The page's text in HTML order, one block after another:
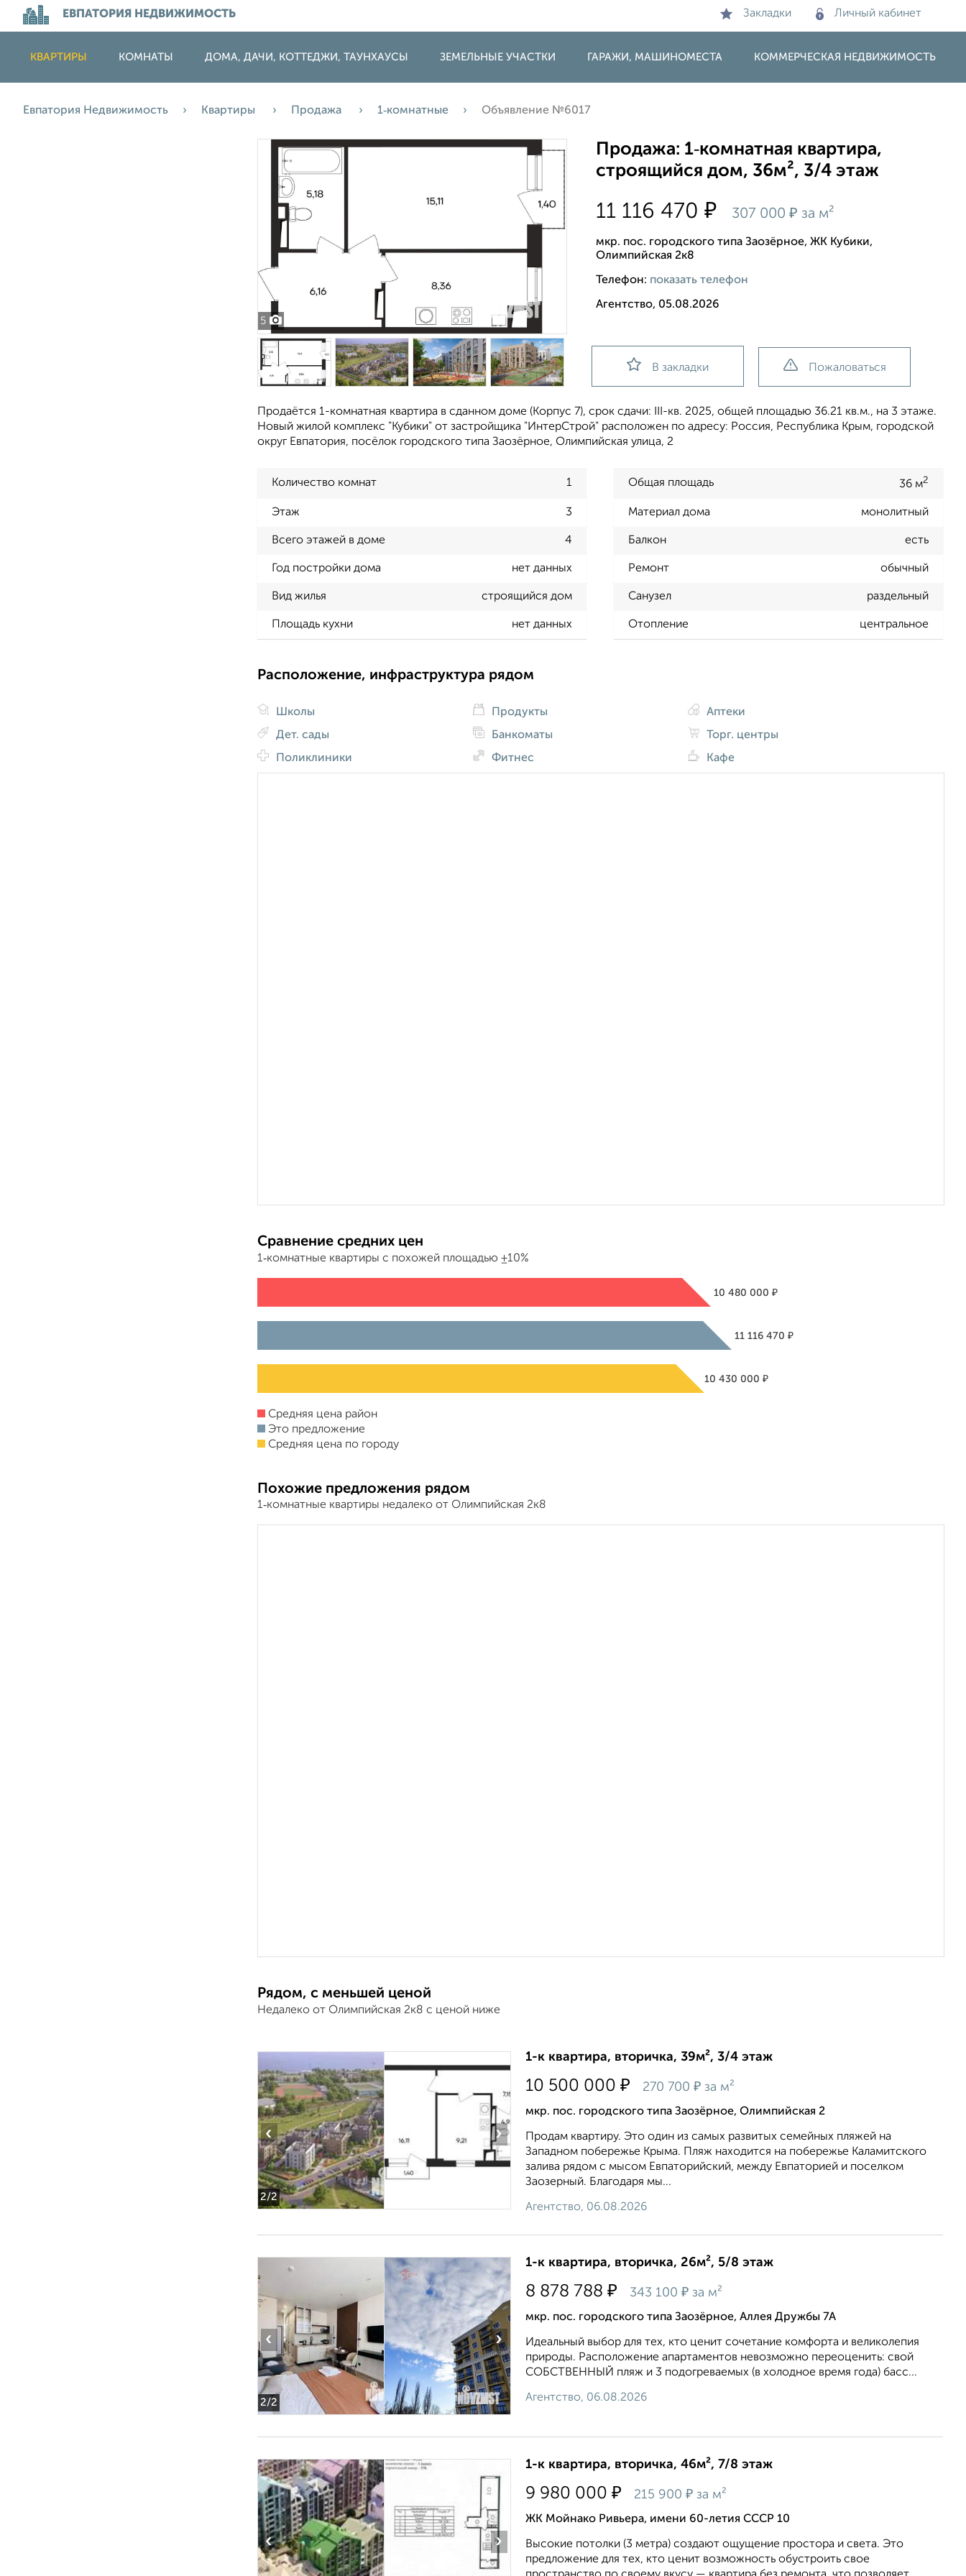
ЕВПАТОРИЯ НЕДВИЖИМОСТЬ Закладки Личный кабинет
КВАРТИРЫ КОМНАТЫ ДОМА, ДАЧИ, КОТТЕДЖИ, ТАУНХАУСЫ ЗЕМЕЛЬНЫЕ УЧАСТКИ ГАРАЖИ, МАШИНОМЕСТА КОММЕРЧЕСКАЯ НЕДВИЖИМОСТЬ
Евпатория Недвижимость Квартиры Продажа 1‑комнатные Объявление №6017
5
Продажа: 1‑комнатная квартира,
строящийся дом, 36м², 3/4 этаж
11 116 470₽ 307 000₽ за м²
мкр. пос. городского типа Заозёрное, ЖК Кубики,
Олимпийская 2к8
Телефон: показать телефон
Агентство, 05.08.2026
В закладки Пожаловаться
Продаётся 1-комнатная квартира в сданном доме (Корпус 7), срок сдачи: III-кв. 2025, общей площадью 36.21 кв.м., на 3 этаже.
Новый жилой комплекс "Кубики" от застройщика "ИнтерСтрой" расположен по адресу: Россия, Республика Крым, городской
округ Евпатория, посёлок городского типа Заозёрное, Олимпийская улица, 2
Количество комнат 1 Общая площадь 36 м2
Этаж 3 Материал дома монолитный
Всего этажей в доме 4 Балкон есть
Год постройки дома нет данных Ремонт обычный
Вид жилья строящийся дом Санузел раздельный
Площадь кухни нет данных Отопление центральное
Расположение, инфраструктура рядом
Школы
Дет. сады
Поликлиники
Продукты
Банкоматы
Фитнес
Аптеки
Торг. центры
Кафе
Сравнение средних цен
1‑комнатные квартиры с похожей площадью ±10%
10 480 000₽
11 116 470₽
10 430 000 ₽
Средняя цена район
Это предложение
Средняя цена по городу
Похожие предложения рядом
1‑комнатные квартиры недалеко от Олимпийская 2к8
Рядом, с меньшей ценой
Недалеко от Олимпийская 2к8 с ценой ниже
2/2
‹ ›
1-к квартира, вторичка, 39м², 3/4 этаж
10 500 000 ₽ 270 700 ₽ за м²
мкр. пос. городского типа Заозёрное, Олимпийская 2
Продам квартиру. Это один из самых развитых семейных пляжей на
Западном побережье Крыма. Пляж находится на побережье Каламитского
залива рядом с мысом Евпаторийский, между Евпаторией и поселком
Заозерный. Благодаря мы...
Агентство, 06.08.2026
2/2
‹ ›
1-к квартира, вторичка, 26м², 5/8 этаж
8 878 788 ₽ 343 100 ₽ за м²
мкр. пос. городского типа Заозёрное, Аллея Дружбы 7А
Идеальный выбор для тех, кто ценит сочетание комфорта и великолепия
природы. Расположение апартаментов невозможно переоценить: свой
СОБСТВЕННЫЙ пляж и 3 подогреваемых (в холодное время года) басс...
Агентство, 06.08.2026
‹ ›
1-к квартира, вторичка, 46м², 7/8 этаж
9 980 000 ₽ 215 900 ₽ за м²
ЖК Мойнако Ривьера, имени 60-летия СССР 10
Высокие потолки (3 метра) создают ощущение простора и света. Это
предложение для тех, кто ценит возможность обустроить свое